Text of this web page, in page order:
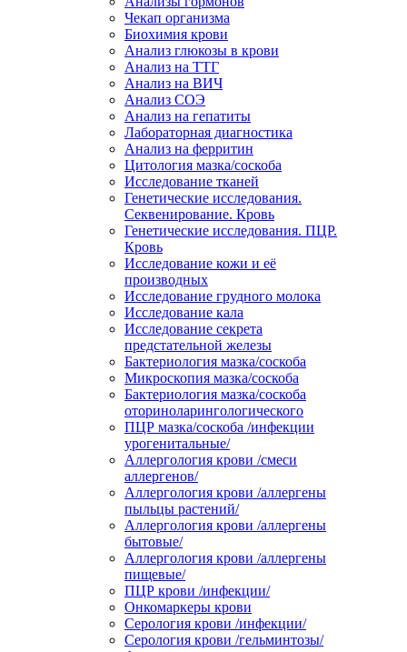
Чекап организма
Биохимия крови
Анализ глюкозы в крови
Анализ на ТТГ
Анализ на ВИЧ
Анализ СОЭ
Анализ на гепатиты
Лабораторная диагностика
Анализ на ферритин
Цитология мазка/соскоба
Исследование тканей
Генетические исследования.
Секвенирование. Кровь
Генетические исследования. ПЦР.
Кровь
Исследование кожи и её
производных
Исследование грудного молока
Исследование кала
Исследование секрета
предстательной железы
Бактериология мазка/соскоба
Микроскопия мазка/соскоба
Бактериология мазка/соскоба
оториноларингологического
ПЦР мазка/соскоба /инфекции
урогенитальные/
Аллергология крови /смеси
аллергенов/
Аллергология крови /аллергены
пыльцы растений/
Аллергология крови /аллергены
бытовые/
Аллергология крови /аллергены
пищевые/
ПЦР крови /инфекции/
Онкомаркеры крови
Серология крови /инфекции/
Серология крови /гельминтозы/